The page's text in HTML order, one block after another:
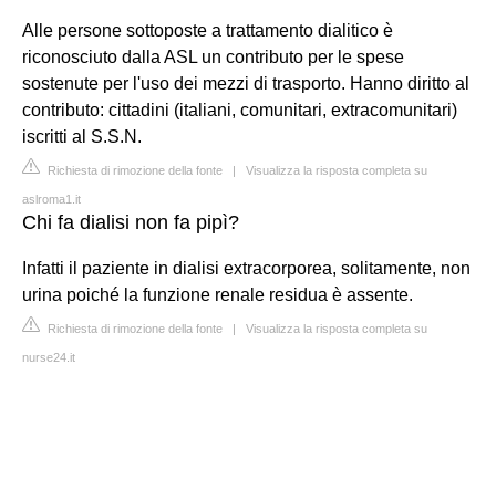
Alle persone sottoposte a trattamento dialitico è
riconosciuto dalla ASL un contributo per le spese
sostenute per l'uso dei mezzi di trasporto. Hanno diritto al
contributo: cittadini (italiani, comunitari, extracomunitari)
iscritti al S.S.N.
Richiesta di rimozione della fonte | Visualizza la risposta completa su
aslroma1.it
Chi fa dialisi non fa pipì?
Infatti il paziente in dialisi extracorporea, solitamente, non
urina poiché la funzione renale residua è assente.
Richiesta di rimozione della fonte | Visualizza la risposta completa su
nurse24.it